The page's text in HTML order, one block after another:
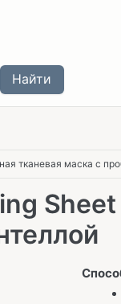
Найти
тканевая маска с